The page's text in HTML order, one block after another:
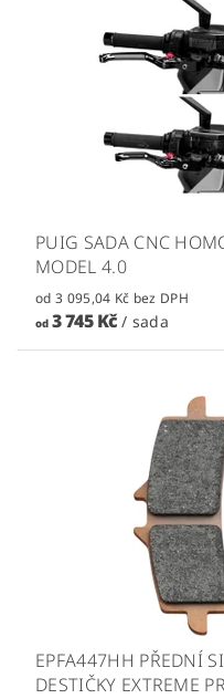
PUIG SADA CNC
MODEL 4.0
od 3 095,04 Kč bez DPH
od3 745 Kč/ sada
EPFA447HH PŘEDNÍ
DESTIČKY EXTREME